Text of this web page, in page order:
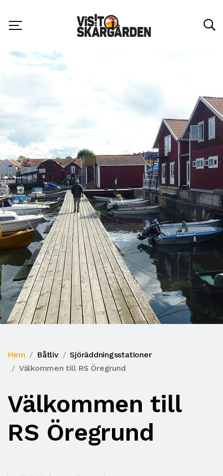
Hem Båtliv
Sjöräddningsstationer
Välkommen till RS Öregrund
Välkommen till
RS Öregrund